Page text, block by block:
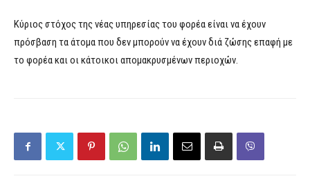
Κύριος στόχος της νέας υπηρεσίας του φορέα είναι να έχουν
πρόσβαση τα άτομα που δεν μπορούν να έχουν διά ζώσης επαφή με
το φορέα και οι κάτοικοι απομακρυσμένων περιοχών.